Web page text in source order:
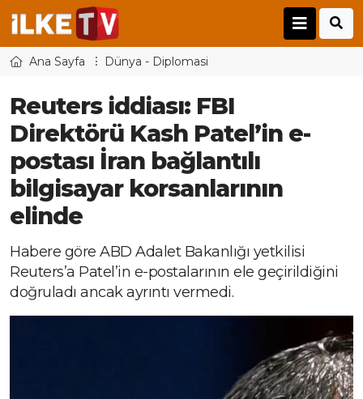
Ana Sayfa Dünya - Diplomasi
Reuters iddiası: FBI
Direktörü Kash Patel’in e-
postası İran bağlantılı
bilgisayar korsanlarının
elinde
Habere göre ABD Adalet Bakanlığı yetkilisi
Reuters’a Patel’in e-postalarının ele geçirildiğini
doğruladı ancak ayrıntı vermedi.